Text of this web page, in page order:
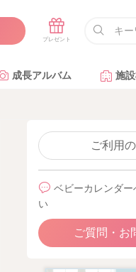
成長アルバム 施
ご利用
ベビーカレンダー
い
ご質問・お